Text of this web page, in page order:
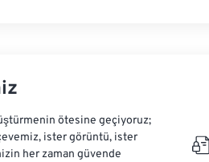
ötesine geçiyoruz;
ister görüntü, ister
her zaman güvende